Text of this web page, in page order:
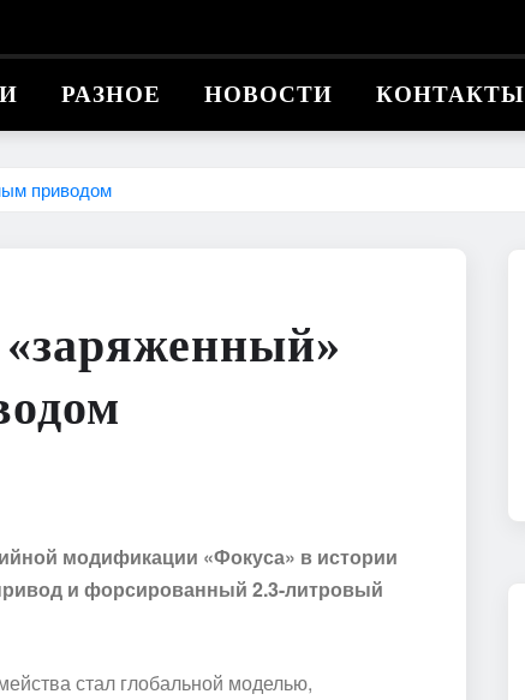
РАЗНОЕ НОВОСТИ КОНТАКТЫ
приводом
модификации «Фокуса» в истории
и форсированный 2.3-литровый
стал глобальной моделью,